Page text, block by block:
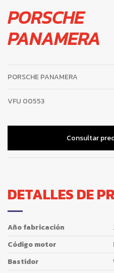
PORSCHE
PANAMERA
PORSCHE PANAMERA
VFU 00553
Consultar
DETALLES DE
Año fabricación
Código motor
Bastidor